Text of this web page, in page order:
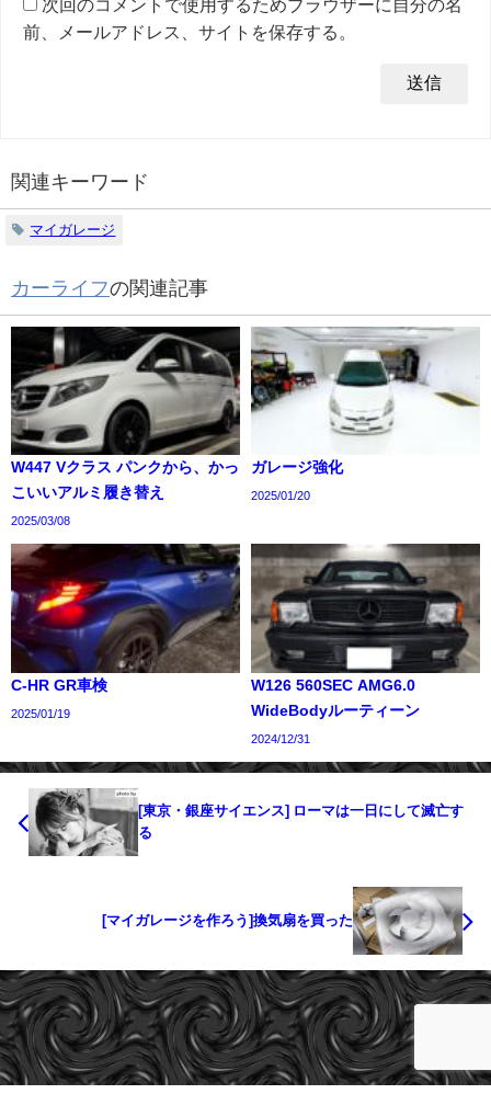
次回のコメントで使用するためブラウザーに自分の名
前、メールアドレス、サイトを保存する。
関連キーワード
マイガレージ
カーライフの関連記事
W447 Vクラス パンクから、かっ
こいいアルミ履き替え
2025/03/08
ガレージ強化
2025/01/20
C-HR GR車検
2025/01/19
W126 560SEC AMG6.0
WideBodyルーティーン
2024/12/31
[東京・銀座サイエンス] ローマは一日にして滅亡す
る
[マイガレージを作ろう]換気扇を買った